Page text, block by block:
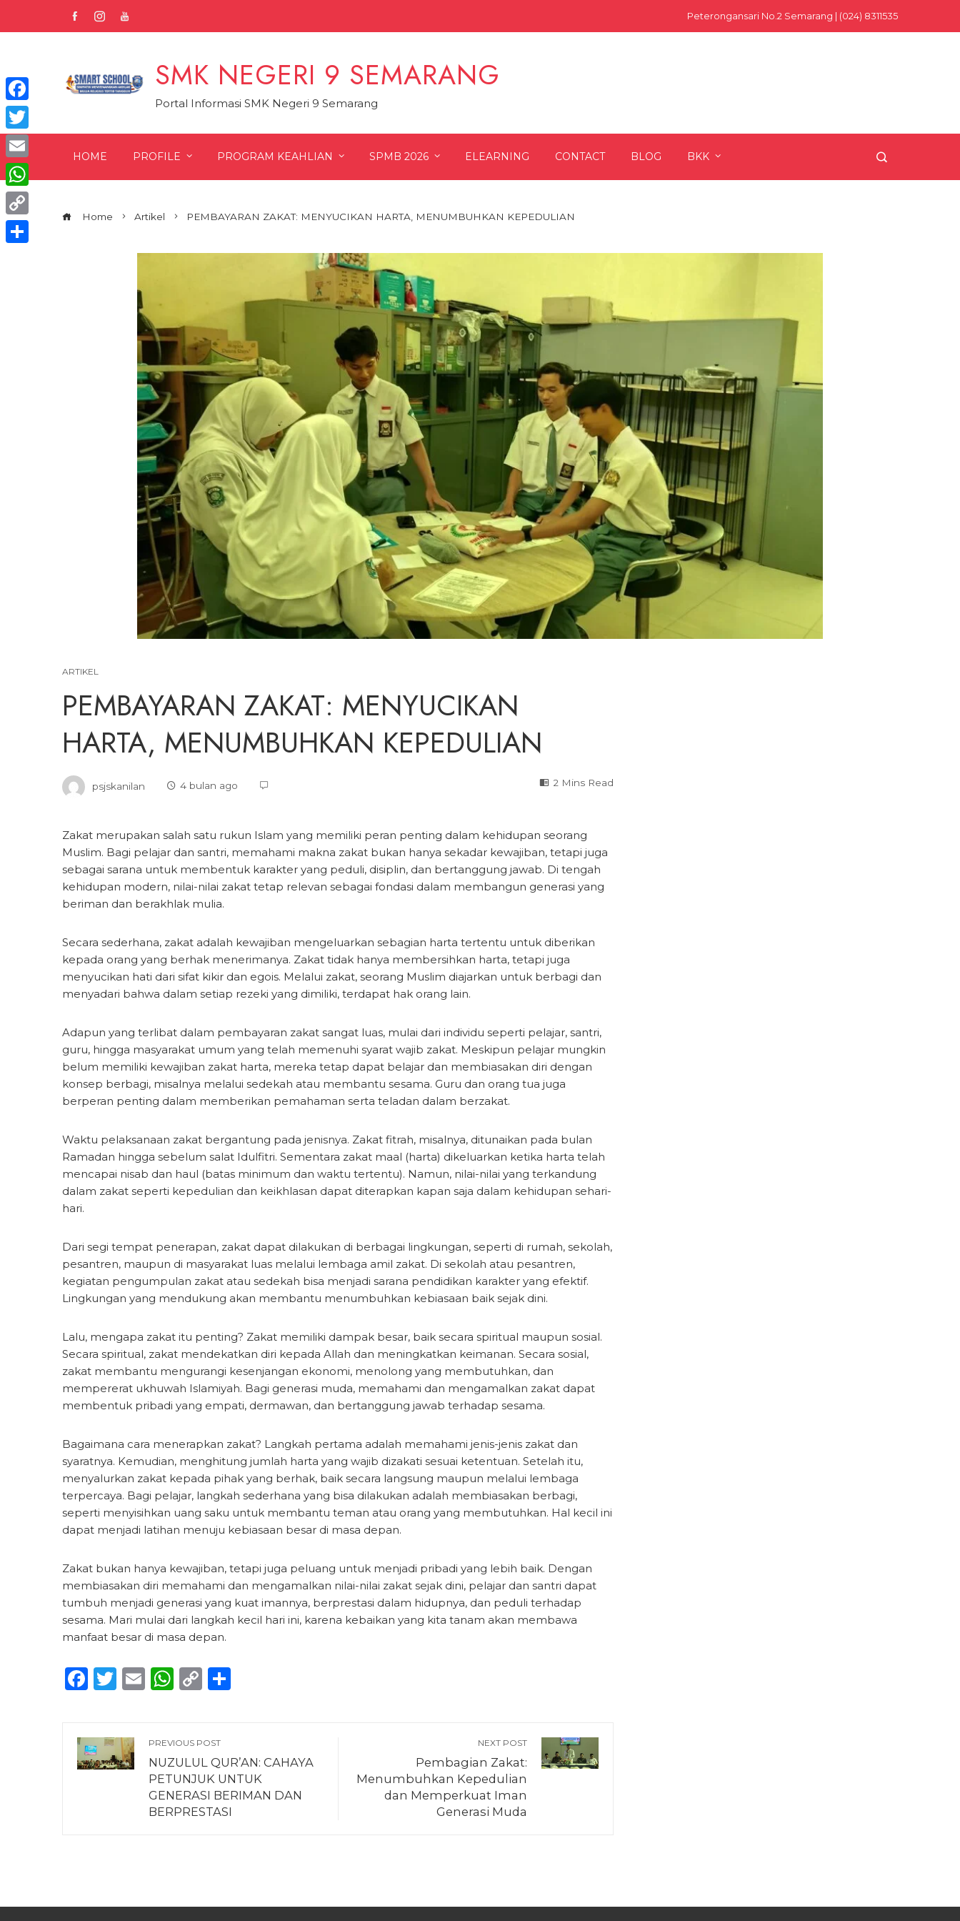
Peterongansari No.2 Semarang | (024) 8311535
SMK NEGERI 9 SEMARANG
Portal Informasi SMK Negeri 9 Semarang
HOME PROFILE PROGRAM KEAHLIAN SPMB 2026 ELEARNING CONTACT BLOG BKK
Home Artikel PEMBAYARAN ZAKAT: MENYUCIKAN HARTA, MENUMBUHKAN KEPEDULIAN
ARTIKEL
PEMBAYARAN ZAKAT: MENYUCIKAN
HARTA, MENUMBUHKAN KEPEDULIAN
psjskanilan 4 bulan ago 2 Mins Read
Zakat merupakan salah satu rukun Islam yang memiliki peran penting dalam kehidupan seorang
Muslim. Bagi pelajar dan santri, memahami makna zakat bukan hanya sekadar kewajiban, tetapi juga
sebagai sarana untuk membentuk karakter yang peduli, disiplin, dan bertanggung jawab. Di tengah
kehidupan modern, nilai-nilai zakat tetap relevan sebagai fondasi dalam membangun generasi yang
beriman dan berakhlak mulia.
Secara sederhana, zakat adalah kewajiban mengeluarkan sebagian harta tertentu untuk diberikan
kepada orang yang berhak menerimanya. Zakat tidak hanya membersihkan harta, tetapi juga
menyucikan hati dari sifat kikir dan egois. Melalui zakat, seorang Muslim diajarkan untuk berbagi dan
menyadari bahwa dalam setiap rezeki yang dimiliki, terdapat hak orang lain.
Adapun yang terlibat dalam pembayaran zakat sangat luas, mulai dari individu seperti pelajar, santri,
guru, hingga masyarakat umum yang telah memenuhi syarat wajib zakat. Meskipun pelajar mungkin
belum memiliki kewajiban zakat harta, mereka tetap dapat belajar dan membiasakan diri dengan
konsep berbagi, misalnya melalui sedekah atau membantu sesama. Guru dan orang tua juga
berperan penting dalam memberikan pemahaman serta teladan dalam berzakat.
Waktu pelaksanaan zakat bergantung pada jenisnya. Zakat fitrah, misalnya, ditunaikan pada bulan
Ramadan hingga sebelum salat Idulfitri. Sementara zakat maal (harta) dikeluarkan ketika harta telah
mencapai nisab dan haul (batas minimum dan waktu tertentu). Namun, nilai-nilai yang terkandung
dalam zakat seperti kepedulian dan keikhlasan dapat diterapkan kapan saja dalam kehidupan sehari-
hari.
Dari segi tempat penerapan, zakat dapat dilakukan di berbagai lingkungan, seperti di rumah, sekolah,
pesantren, maupun di masyarakat luas melalui lembaga amil zakat. Di sekolah atau pesantren,
kegiatan pengumpulan zakat atau sedekah bisa menjadi sarana pendidikan karakter yang efektif.
Lingkungan yang mendukung akan membantu menumbuhkan kebiasaan baik sejak dini.
Lalu, mengapa zakat itu penting? Zakat memiliki dampak besar, baik secara spiritual maupun sosial.
Secara spiritual, zakat mendekatkan diri kepada Allah dan meningkatkan keimanan. Secara sosial,
zakat membantu mengurangi kesenjangan ekonomi, menolong yang membutuhkan, dan
mempererat ukhuwah Islamiyah. Bagi generasi muda, memahami dan mengamalkan zakat dapat
membentuk pribadi yang empati, dermawan, dan bertanggung jawab terhadap sesama.
Bagaimana cara menerapkan zakat? Langkah pertama adalah memahami jenis-jenis zakat dan
syaratnya. Kemudian, menghitung jumlah harta yang wajib dizakati sesuai ketentuan. Setelah itu,
menyalurkan zakat kepada pihak yang berhak, baik secara langsung maupun melalui lembaga
terpercaya. Bagi pelajar, langkah sederhana yang bisa dilakukan adalah membiasakan berbagi,
seperti menyisihkan uang saku untuk membantu teman atau orang yang membutuhkan. Hal kecil ini
dapat menjadi latihan menuju kebiasaan besar di masa depan.
Zakat bukan hanya kewajiban, tetapi juga peluang untuk menjadi pribadi yang lebih baik. Dengan
membiasakan diri memahami dan mengamalkan nilai-nilai zakat sejak dini, pelajar dan santri dapat
tumbuh menjadi generasi yang kuat imannya, berprestasi dalam hidupnya, dan peduli terhadap
sesama. Mari mulai dari langkah kecil hari ini, karena kebaikan yang kita tanam akan membawa
manfaat besar di masa depan.
Facebook
Twitter
EmailWhatsApp
Copy
PREVIOUS POST
NUZULUL QUR’AN: CAHAYA
PETUNJUK UNTUK
GENERASI BERIMAN DAN
BERPRESTASI
NEXT POST
Pembagian Zakat:
Menumbuhkan Kepedulian
dan Memperkuat Iman
Generasi Muda
Facebook
Twitter
Email
WhatsApp
Copy